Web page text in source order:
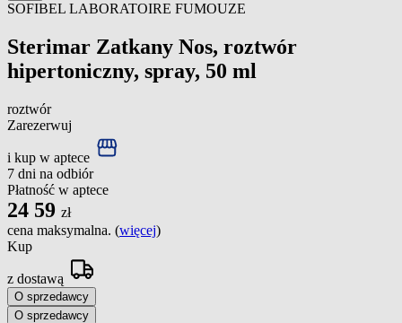
SOFIBEL LABORATOIRE FUMOUZE
Sterimar Zatkany Nos, roztwór
hipertoniczny, spray, 50 ml
roztwór
Zarezerwuj
i kup w aptece
7 dni na odbiór
Płatność w aptece
24 59 zł
cena maksymalna. (więcej)
Kup
z dostawą
O sprzedawcy
O sprzedawcy